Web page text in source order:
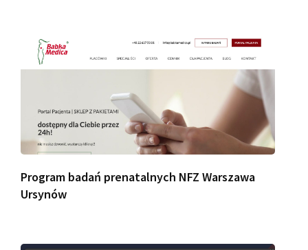
Program badań prenatalnych NFZ Warszawa
Ursynów